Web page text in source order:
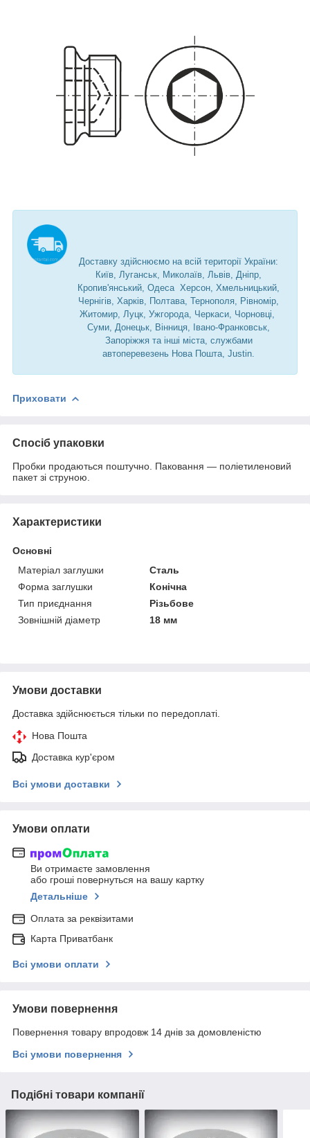
Доставку здійснюємо на всій території України:
Київ, Луганськ, Миколаїв, Львів, Дніпр,
Кропив'янський, Одеса Херсон, Хмельницький,
Чернігів, Харків, Полтава, Тернополя, Рівномір,
Житомир, Луцк, Ужгорода, Черкаси, Чорновці,
Суми, Донецьк, Вінниця, Івано-Франковськ,
Запоріжжя та інші міста, службами
автоперевезень Нова Пошта, Justin.
Приховати
Спосіб упаковки
Пробки продаються поштучно. Паковання — поліетиленовий
пакет зі струною.
Характеристики
Основні
Матеріал заглушки
Сталь
Форма заглушки
Конічна
Тип приєднання
Різьбове
Зовнішній діаметр
18 мм
Умови доставки
Доставка здійснюється тільки по передоплаті.
Нова Пошта
Доставка кур'єром
Всі умови доставки
Умови оплати
Ви отримаєте замовлення
або гроші повернуться на вашу картку
Детальніше
Оплата за реквізитами
Карта Приватбанк
Всі умови оплати
Умови повернення
Повернення товару впродовж 14 днів за домовленістю
Всі умови повернення
Подібні товари компанії